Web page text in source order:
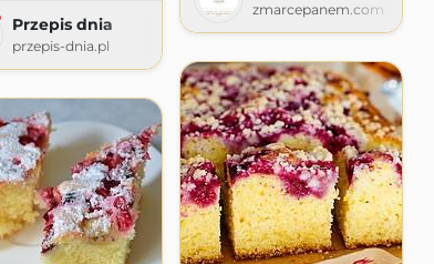
zmarcepanem.com
Przepis dnia
przepis-dnia.pl